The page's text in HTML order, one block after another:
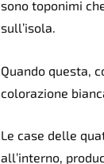
sono toponimi
sull’isola.
Quando questa,
colorazione
Le case delle
all’interno,